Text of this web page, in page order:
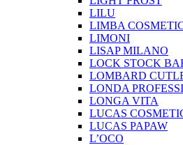
LILU
LIMBA
LIMONI
LISAP MILANO
LOCK STOCK
LOMBARD
LONDA
LONGA VITA
LUCAS
LUCAS PAPAW
L’OCO